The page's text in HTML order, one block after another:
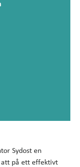
Sydost en
på ett effektivt